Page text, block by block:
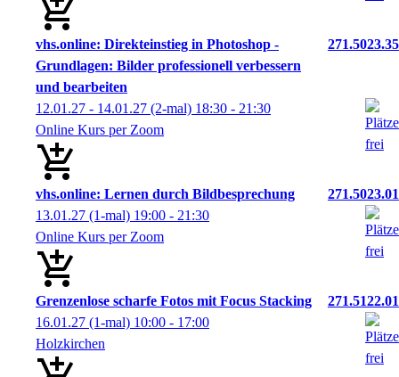
vhs.online: Direkteinstieg in Photoshop -
Grundlagen: Bilder professionell verbessern
und bearbeiten
271.5023.35
12.01.27 - 14.01.27 (2-mal) 18:30 - 21:30
Online Kurs per Zoom
vhs.online: Lernen durch Bildbesprechung
271.5023.01
13.01.27 (1-mal) 19:00 - 21:30
Online Kurs per Zoom
Grenzenlose scharfe Fotos mit Focus Stacking
271.5122.01
16.01.27 (1-mal) 10:00 - 17:00
Holzkirchen